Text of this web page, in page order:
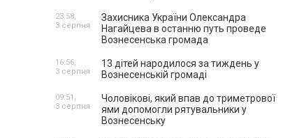
Захисника України Олександра
Нагайцева в останню путь проведе
Вознесенська громада
23:58,
3 серпня
13 дітей народилося за тиждень у
Вознесенській громаді
16:56,
3 серпня
Чоловікові, який впав до триметрової
ями допомогли рятувальники у
Вознесенську
09:51,
3 серпня